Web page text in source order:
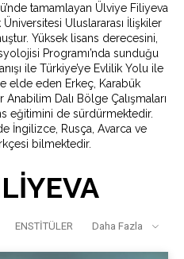
tamamlayan Ülviye Filiyeva
Uluslararası İlişkiler
Yüksek lisans derecesini,
Programı’nda sunduğu
ile Türkiye’ye Evlilik Yolu ile
elde eden Erkeç, Karabük
Dalı Bölge Çalışmaları
eğitimini de sürdürmektedir.
İngilizce, Rusça, Avarca ve
bilmektedir.
ENSTİTÜLER Daha Fazla